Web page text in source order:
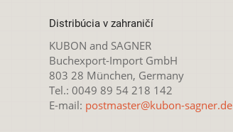
Distribúcia v zahraničí
KUBON and SAGNER
Buchexport-Import GmbH
803 28 München, Germany
Tel.: 0049 89 54 218 142
E-mail: postmaster@kubon-sagner.de